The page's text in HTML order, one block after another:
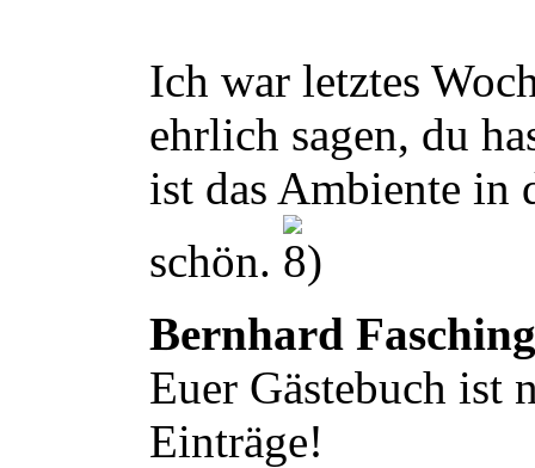
Ich war letztes
ehrlich sagen, du
ist das Ambiente in
schön.
Bernhard Fasching
Euer Gästebuch ist
Einträge!